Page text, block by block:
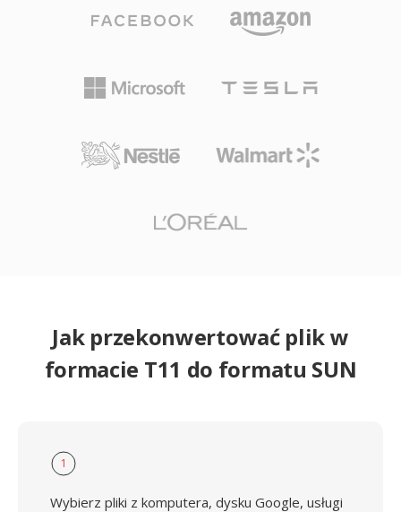
Jak przekonwertować plik w
formacie T11 do formatu SUN
1
Wybierz pliki z komputera, dysku Google, usługi